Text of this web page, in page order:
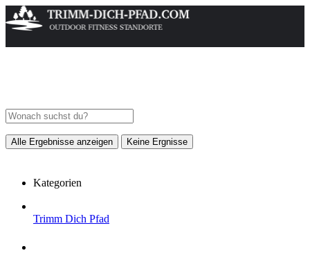
Alle Ergebnisse anzeigen Keine Ergnisse
Kategorien
Trimm Dich Pfad